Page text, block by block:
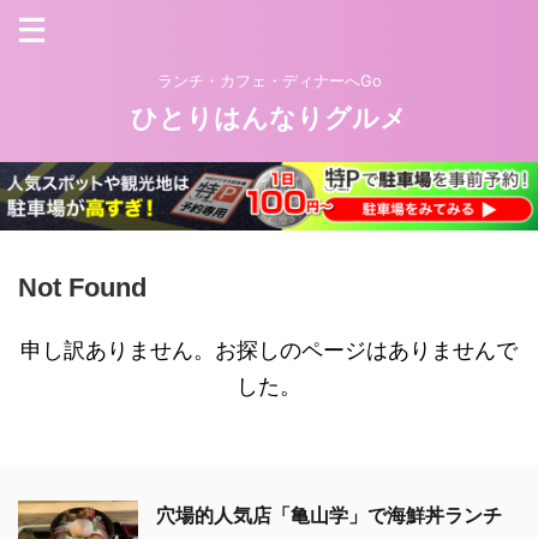
ランチ・カフェ・ディナーへGo
ひとりはんなりグルメ
Not Found
申し訳ありません。お探しのページはありませんで
した。
穴場的人気店「亀山学」で海鮮丼ランチ